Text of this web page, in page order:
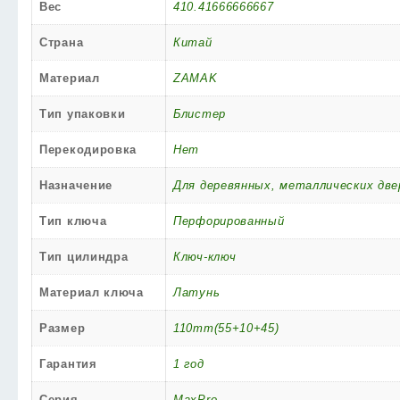
Вес 410.41666666667
Страна Китай
Материал ZAMAK
Тип упаковки Блистер
Перекодировка Нет
Назначение Для деревянных, металлических
Тип ключа Перфорированный
Тип цилиндра Ключ-ключ
Материал ключа Латунь
Размер 110mm(55+10+45)
Гарантия 1 год